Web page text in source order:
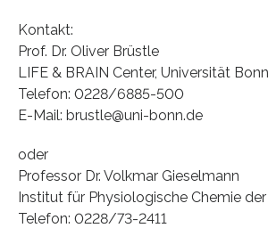
Kontakt:
Prof. Dr. Oliver Brüstle
LIFE & BRAIN Center, Universität Bonn
Telefon: 0228/6885-500
E-Mail: brustle@uni-bonn.de
oder
Professor Dr. Volkmar Gieselmann
Institut für Physiologische Chemie
Telefon: 0228/73-2411